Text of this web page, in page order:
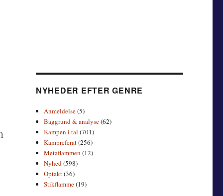
NYHEDER EFTER GENRE
Anmeldelse(5)
Baggrund & analyse(62)
Kampen i tal (701)
Kampreferat(256)
Metaflammen (12)
Nyhed(598)
Optakt(36)
Stikflamme(19)